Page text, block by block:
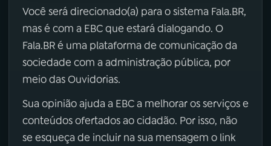
Você será direcionado(a) para o sistema Fala.BR,
mas é com a EBC que estará dialogando. O
Fala.BR é uma plataforma de comunicação da
sociedade com a administração pública, por
meio das Ouvidorias.
Sua opinião ajuda a EBC a melhorar os serviços e
conteúdos ofertados ao cidadão. Por isso, não
se esqueça de incluir na sua mensagem o link